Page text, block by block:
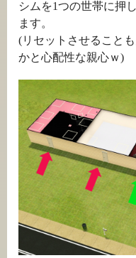
シムを1つの世帯に押
ます。
(リセットさせること
かと心配性な親心ｗ)